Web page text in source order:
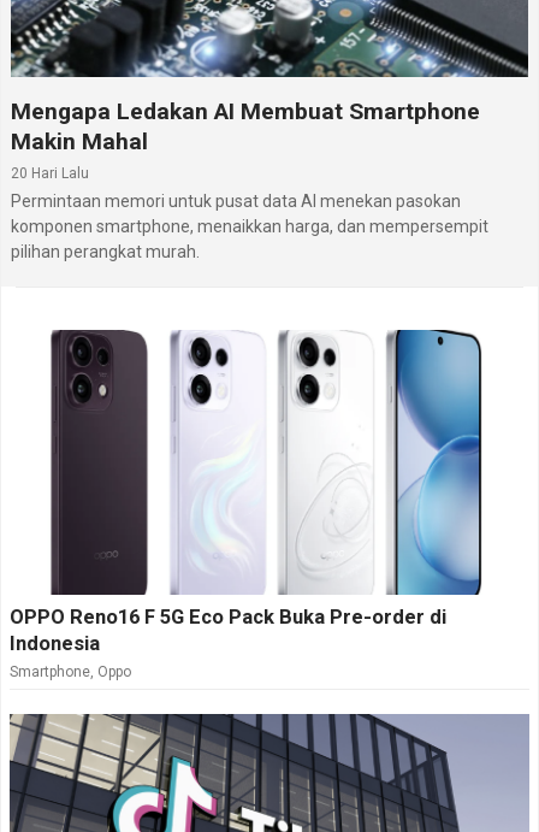
Mengapa Ledakan AI Membuat Smartphone
Makin Mahal
20 Hari Lalu
Permintaan memori untuk pusat data AI menekan pasokan
komponen smartphone, menaikkan harga, dan mempersempit
pilihan perangkat murah.
OPPO Reno16 F 5G Eco Pack Buka Pre-order di
Indonesia
Smartphone, Oppo